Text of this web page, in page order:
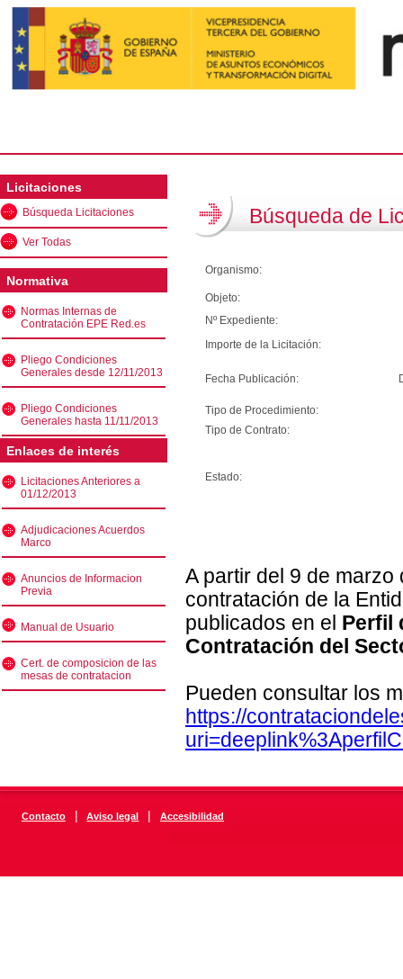
Licitaciones
Búsqueda Licitaciones
Ver Todas
Normativa
Normas Internas de
Contratación EPE Red.es
Pliego Condiciones
Generales desde 12/11/2013
Pliego Condiciones
Generales hasta 11/11/2013
Enlaces de interés
Licitaciones Anteriores a
01/12/2013
Adjudicaciones Acuerdos
Marco
Anuncios de Informacion
Previa
Manual de Usuario
Cert. de composicion de las
mesas de contratacion
Búsqueda de
Organismo:
Objeto:
Nº Expediente:
Importe de la Licitación:
Fecha Publicación:
Tipo de Procedimiento:
Tipo de Contrato:
Estado:
A partir del 9 de
contratación de la
publicados en el Perfil
Contratación del
Pueden consultar los
https://
Contacto | Aviso legal | Accesibilidad